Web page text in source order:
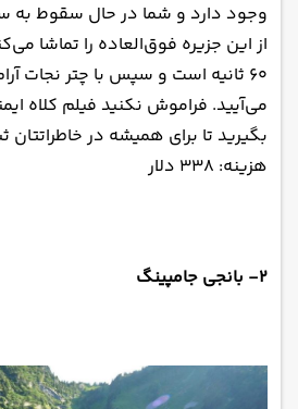
وجود دارد و شما در حال سقوط به
از این جزیره فوق‌العاده را تماشا
۶۰ ثانیه است و سپس با چتر نجات
می‌آیید. فراموش نکنید فیلم کلاه
بگیرید تا برای همیشه در
هزینه: ۳۳۸ دلار
۲- بانجی جامپینگ